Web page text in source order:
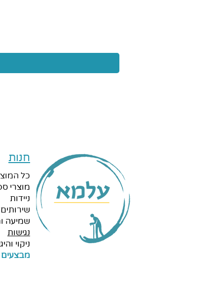
חנות
כל
מוצרי
ניידות
שמיעה
נגישות
ניקוי